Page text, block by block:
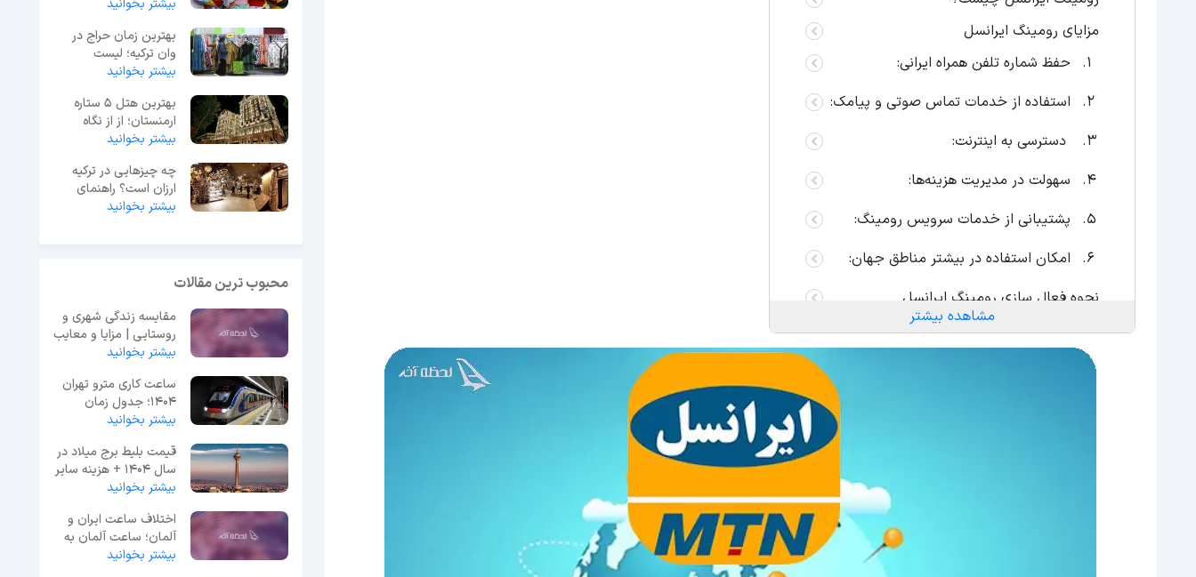
مزایای رومینگ ایرانسل
حفظ شماره تلفن همراه ایرانی:
استفاده از خدمات تماس صوتی و پیامک:
دسترسی به اینترنت:
سهولت در مدیریت هزینه‌ها:
پشتیبانی از خدمات سرویس رومینگ:
امکان استفاده در بیشتر مناطق جهان:
نحوه فعال سازی رومینگ ایرانسل
فعال سازی رومینگ در اندروید
مشاهده بیشتر
اجتماعی
بیشتر بخوانید
بهترین زمان حراج در
وان ترکیه؛ لیست
حراجی‌های 2025
بیشتر بخوانید
بهترین هتل 5 ستاره
ارمنستان؛ از از نگاه
مسافران ایرانی
بیشتر بخوانید
چه چیزهایی در ترکیه
ارزان است؟ راهنمای
خرید ارزان در ترکیه
بیشتر بخوانید
محبوب ترین مقالات
مقایسه زندگی شهری و
روستایی | مزایا و معایب
بیشتر بخوانید
ساعت کاری مترو تهران
۱۴۰۴؛ جدول زمان
حرکت خطوط ۱ تا ۷
بیشتر بخوانید
قیمت بلیط برج میلاد در
سال 1404 + هزینه سایر
تفریحات
بیشتر بخوانید
اختلاف ساعت ایران و
آلمان؛ ساعت آلمان به
وقت ایران
بیشتر بخوانید